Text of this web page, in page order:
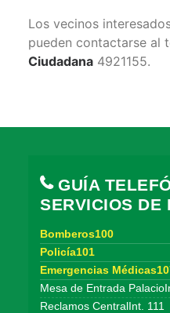
Los vecinos
pueden contactarse al
Ciudadana 4921155.
GUÍA
SERVICIOS DE
Bomberos100
Policía101
Emergencias
Mesa de Entrada
Reclamos CentralInt. 111